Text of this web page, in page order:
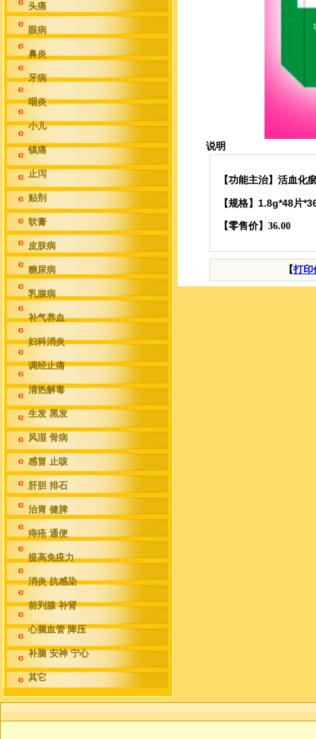
头痛
眼病
鼻炎
牙病
咽炎
小儿
镇痛
止泻
贴剂
软膏
皮肤病
糖尿病
乳腺病
补气养血
妇科消炎
调经止痛
清热解毒
生发 黑发
风湿 骨病
感冒 止咳
肝胆 排石
治胃 健脾
痔疮 通便
提高免疫力
消炎 抗感染
前列腺 补肾
心脑血管 降压
补脑 安神 宁心
其它
说明
【功能主治】 活血化
【规格】 1.8g*48片
【零售价】36.00
【打印